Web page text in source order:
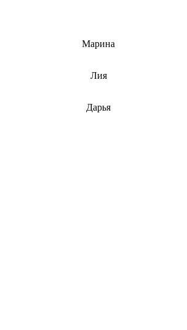
Марина
Лия
Дарья